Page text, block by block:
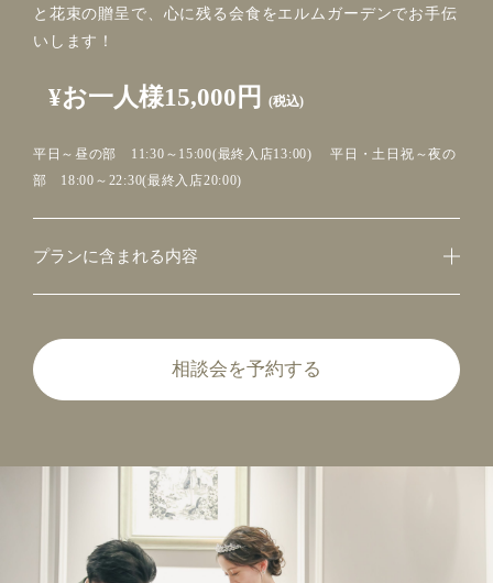
と花束の贈呈で、心に残る会食をエルムガーデンでお手伝
いします！
¥お一人様15,000円 (税込)
平日～昼の部 11:30～15:00(最終入店13:00) 平日・土日祝～夜の
部 18:00～22:30(最終入店20:00)
プランに含まれる内容
相談会を予約する